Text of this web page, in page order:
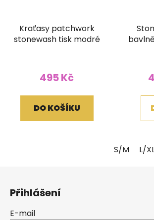
Kraťasy patchwork
stonewash tisk modré
495 Kč
DO KOŠÍKU
S/M L/
Přihlášení
E-mail